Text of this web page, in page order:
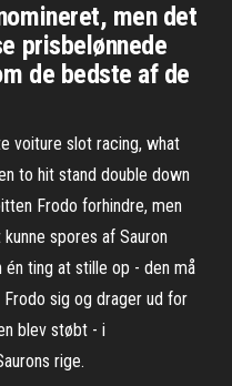
men det
prisbelønnede
de bedste af de
voiture slot racing, what
to hit stand double down
Frodo forhindre, men
spores af Sauron
én ting at stille op - den må
sig og drager ud for
blev støbt - i
rige.